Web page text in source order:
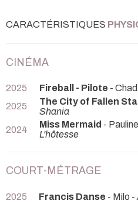
CARACTÉRISTIQUES
CINÉMA
2025 Fireball - Pilote -
2025
The City of Fallen
Shania
2024
Miss Mermaid -
L'hôtesse
COURT-MÉTRAGE
2025 Francis Danse - Milo -